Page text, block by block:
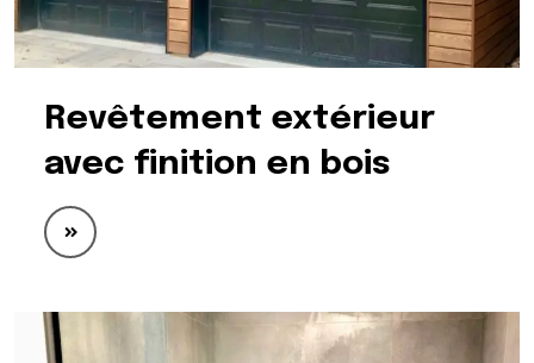
Revêtement extérieur
avec finition en bois